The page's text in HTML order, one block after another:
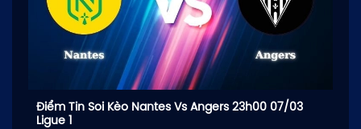
Điểm Tin Soi Kèo Nantes Vs Angers 23h00 07/03
Ligue 1